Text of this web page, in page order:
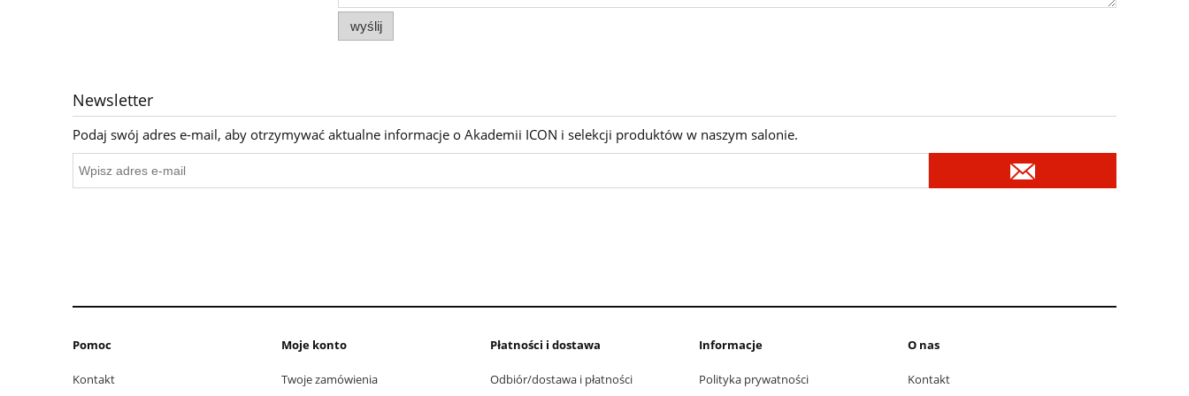
wyślij
Newsletter
Podaj swój adres e-mail, aby otrzymywać aktualne informacje o Akademii ICON i selekcji produktów w naszym salonie.
Pomoc
Kontakt
Moje konto
Twoje zamówienia
Płatności i dostawa
Odbiór/dostawa i płatności
Informacje
Polityka prywatności
O nas
Kontakt